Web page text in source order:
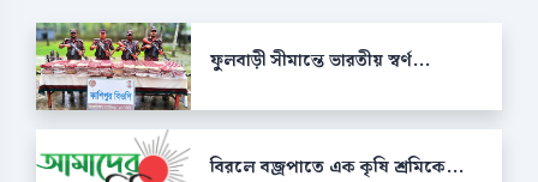
ফুলবাড়ী সীমান্তে ভারতীয় স্বর্ণ...
বিরলে বজ্রপাতে এক কৃষি শ্রমিকে...